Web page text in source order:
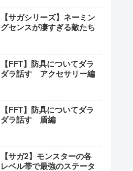
【サガシリーズ】ネーミン
グセンスが凄すぎる敵たち
【FFT】防具についてダラ
ダラ話す アクセサリー編
【FFT】防具についてダラ
ダラ話す 盾編
【サガ2】モンスターの各
レベル帯で最強のステータ